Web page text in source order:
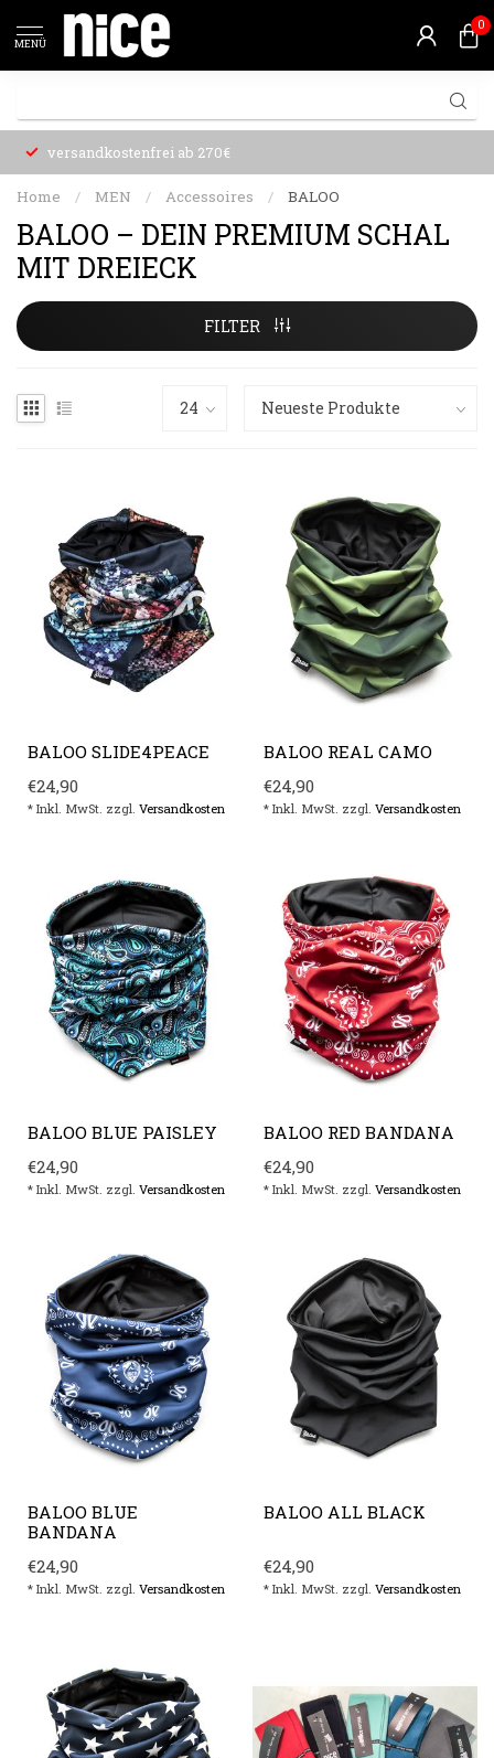
MENÜ
0
versandkostenfrei ab 270€
Home / MEN / Accessoires / BALOO
BALOO – DEIN PREMIUM SCHAL
MIT DREIECK
FILTER
BALOO SLIDE4PEACE
€24,90
* Inkl. MwSt. zzgl. Versandkosten
BALOO REAL CAMO
€24,90
* Inkl. MwSt. zzgl. Versandkosten
BALOO BLUE PAISLEY
€24,90
* Inkl. MwSt. zzgl. Versandkosten
BALOO RED BANDANA
€24,90
* Inkl. MwSt. zzgl. Versandkosten
BALOO BLUE
BANDANA
€24,90
* Inkl. MwSt. zzgl. Versandkosten
BALOO ALL BLACK
€24,90
* Inkl. MwSt. zzgl. Versandkosten